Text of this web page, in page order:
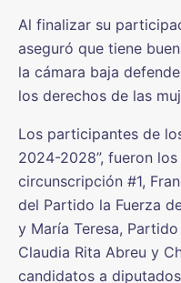
Al finalizar su
aseguró que tiene
la cámara baja
los derechos de las
Los participantes de
2024-2028”, fueron
circunscripción #1,
del Partido la Fuerza
y María Teresa,
Claudia Rita Abreu y
candidatos a